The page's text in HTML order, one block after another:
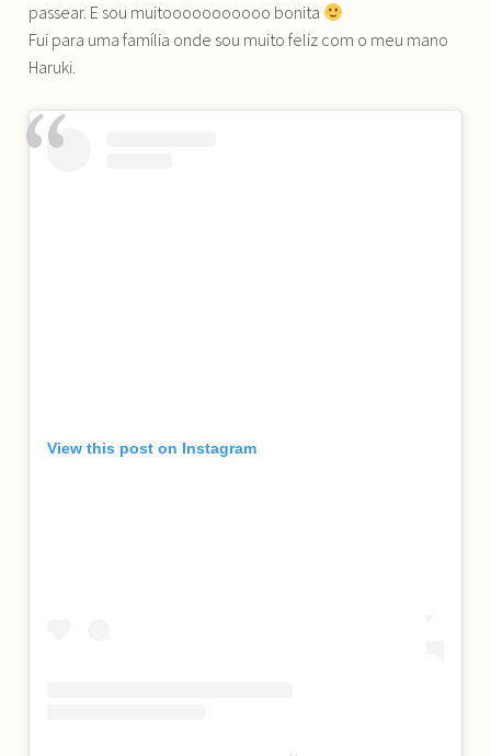
passear. E sou muitooooooooooo bonita
Fui para uma família onde sou muito feliz com o meu mano
Haruki.
View this post on Instagram